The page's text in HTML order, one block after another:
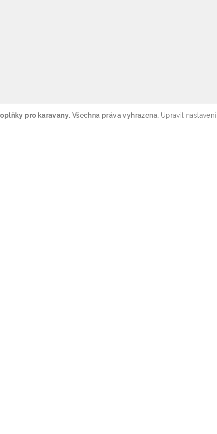
pro karavany. Všechna práva vyhrazena. Upravit nastavení